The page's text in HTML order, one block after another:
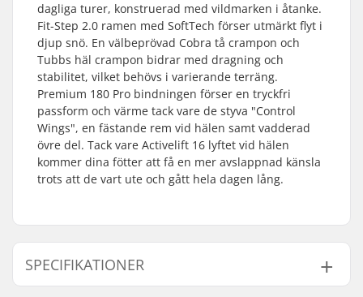
dagliga turer, konstruerad med vildmarken i åtanke.
Fit-Step 2.0 ramen med SoftTech förser utmärkt flyt i
djup snö. En välbeprövad Cobra tå crampon och
Tubbs häl crampon bidrar med dragning och
stabilitet, vilket behövs i varierande terräng.
Premium 180 Pro bindningen förser en tryckfri
passform och värme tack vare de styva "Control
Wings", en fästande rem vid hälen samt vadderad
övre del. Tack vare Activelift 16 lyftet vid hälen
kommer dina fötter att få en mer avslappnad känsla
trots att de vart ute och gått hela dagen lång.
SPECIFIKATIONER